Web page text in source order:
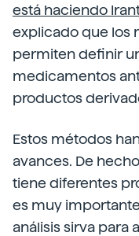
está haciendo
explicado que los
permiten definir
medicamentos
productos
Estos métodos
avances. De
tiene diferentes
es muy
análisis sirva para